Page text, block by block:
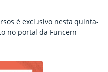
é exclusivo nesta quinta-
no portal da Funcern